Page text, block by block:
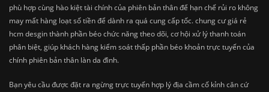
phù hợp cùng hào kiệt tài chính của phiên bản thân để hạn chế rủi ro không
may mất hàng loạt số tiền để dành ra quá cung cấp tốc. chung cư giá rẻ
hcm desgin thành phần béo chức năng theo dõi, cơ hội xử lý thanh toán
phân biệt, giúp khách hàng kiểm soát thấp phần béo khoản trực tuyến của
chính phiên bản thân làn da đình.
Bạn yêu cầu được đặt ra ngừng trực tuyến hợp lý địa cầm cố kỉnh căn cứ